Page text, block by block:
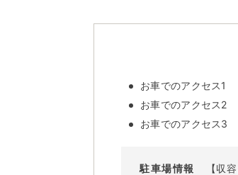
お車でのアクセス1
お車でのアクセス2
お車でのアクセス3
駐車場情報
【収